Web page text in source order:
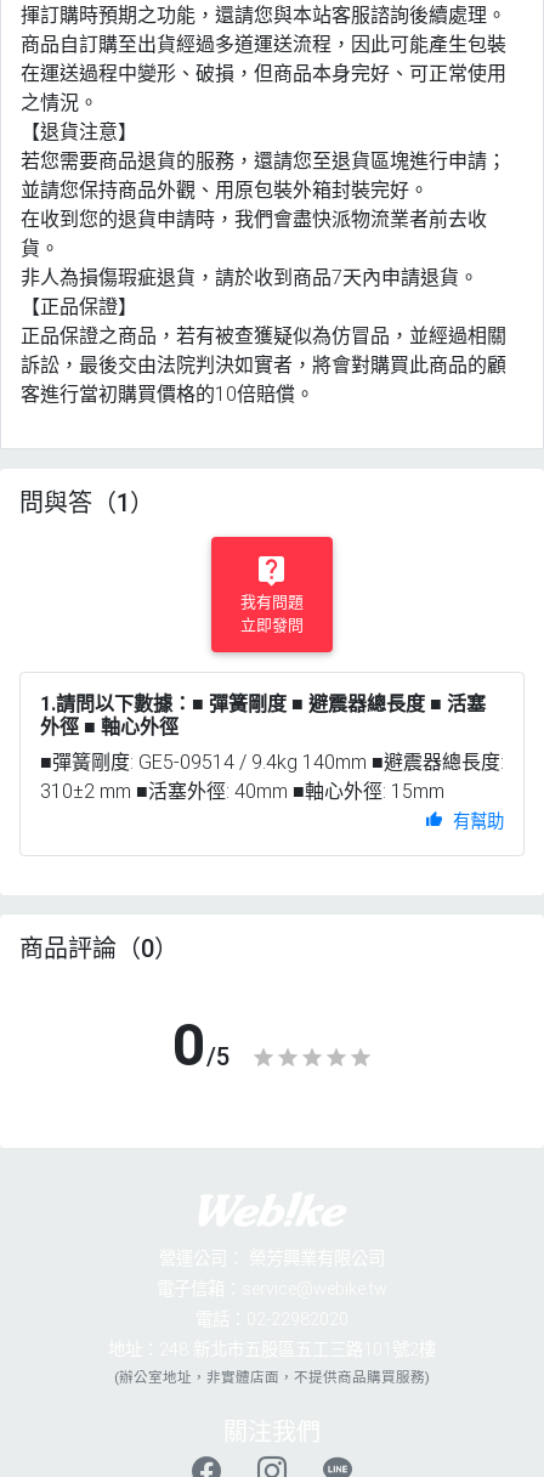
揮訂購時預期之功能，還請您與本站客服諮詢後續處理。
商品自訂購至出貨經過多道運送流程，因此可能產生包裝
在運送過程中變形、破損，但商品本身完好、可正常使用
之情況。
【退貨注意】
若您需要商品退貨的服務，還請您至退貨區塊進行申請；
並請您保持商品外觀、用原包裝外箱封裝完好。
在收到您的退貨申請時，我們會盡快派物流業者前去收
貨。
非人為損傷瑕疵退貨，請於收到商品7天內申請退貨。
【正品保證】
正品保證之商品，若有被查獲疑似為仿冒品，並經過相關
訴訟，最後交由法院判決如實者，將會對購買此商品的顧
客進行當初購買價格的10倍賠償。
問與答（1）
我有問題
立即發問
1.請問以下數據：■ 彈簧剛度 ■ 避震器總長度 ■ 活塞
外徑 ■ 軸心外徑
■彈簧剛度: GE5-09514 / 9.4kg 140mm ■避震器總長度:
310±2 mm ■活塞外徑: 40mm ■軸心外徑: 15mm
有幫助
商品評論（0）
0/5
(辦公室地址，非實體店面，不提供商品購買服務)